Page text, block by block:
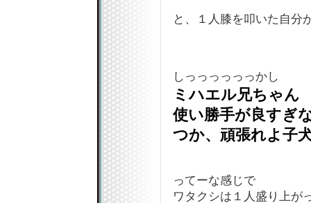
と、１人膝を叩いた自分
しっっっっっっかし
ミハエル兄ちゃん
使い勝手が良すぎ
つか、頑張れよ子
ってーな感じで
ワタクシは１人盛り上が